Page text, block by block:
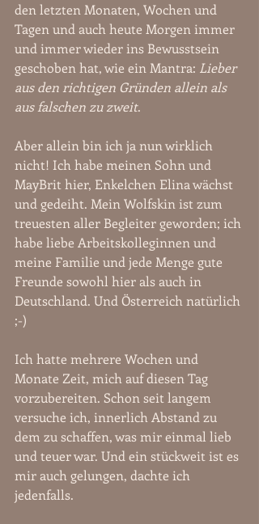
den letzten Monaten, Wochen und
Tagen und auch heute Morgen immer
und immer wieder ins Bewusstsein
geschoben hat, wie ein Mantra: Lieber
aus den richtigen Gründen allein als
aus falschen zu zweit.
Aber allein bin ich ja nun wirklich
nicht! Ich habe meinen Sohn und
MayBrit hier, Enkelchen Elina wächst
und gedeiht. Mein Wolfskin ist zum
treuesten aller Begleiter geworden; ich
habe liebe Arbeitskolleginnen und
meine Familie und jede Menge gute
Freunde sowohl hier als auch in
Deutschland. Und Österreich natürlich
;-)
Ich hatte mehrere Wochen und
Monate Zeit, mich auf diesen Tag
vorzubereiten. Schon seit langem
versuche ich, innerlich Abstand zu
dem zu schaffen, was mir einmal lieb
und teuer war. Und ein stückweit ist es
mir auch gelungen, dachte ich
jedenfalls.